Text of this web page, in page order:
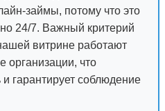
займы, потому что это
24/7. Важный критерий
витрине работают
организации, что
гарантирует соблюдение